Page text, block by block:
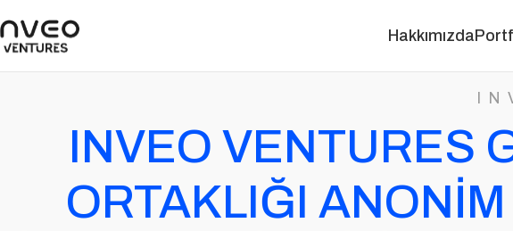
Hakkımızda
INVEO VENTURES
ORTAKLIĞI